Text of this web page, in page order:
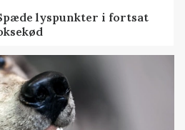
lyspunkter i fortsat